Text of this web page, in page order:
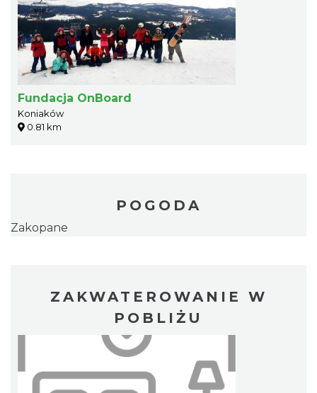
Fundacja OnBoard
Koniaków
0.81 km
POGODA
Zakopane
ZAKWATEROWANIE W
POBLIŻU